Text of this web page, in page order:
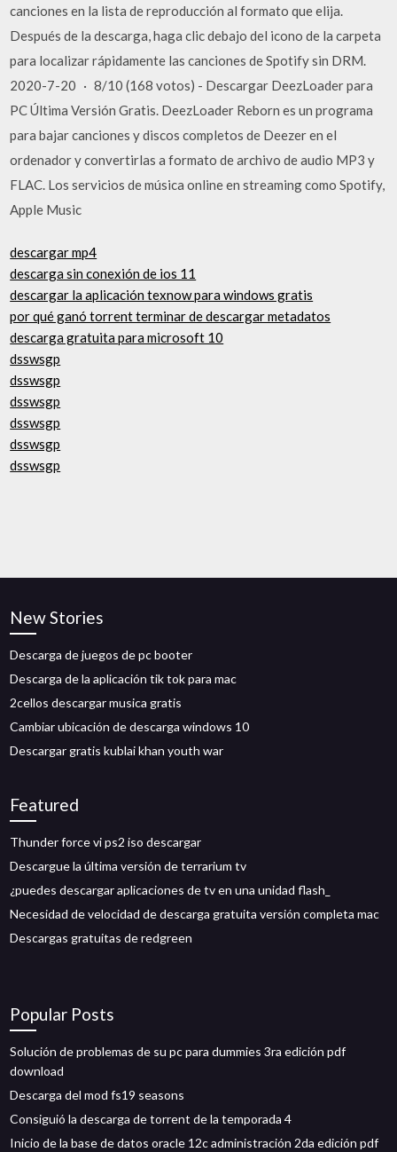
canciones en la lista de reproducción al formato que elija.
Después de la descarga, haga clic debajo del icono de la carpeta
para localizar rápidamente las canciones de Spotify sin DRM.
2020-7-20 · 8/10 (168 votos) - Descargar DeezLoader para
PC Última Versión Gratis. DeezLoader Reborn es un programa
para bajar canciones y discos completos de Deezer en el
ordenador y convertirlas a formato de archivo de audio MP3 y
FLAC. Los servicios de música online en streaming como Spotify,
Apple Music
descargar mp4
descarga sin conexión de ios 11
descargar la aplicación texnow para windows gratis
por qué ganó torrent terminar de descargar metadatos
descarga gratuita para microsoft 10
dsswsgp
dsswsgp
dsswsgp
dsswsgp
dsswsgp
dsswsgp
New Stories
Descarga de juegos de pc booter
Descarga de la aplicación tik tok para mac
2cellos descargar musica gratis
Cambiar ubicación de descarga windows 10
Descargar gratis kublai khan youth war
Featured
Thunder force vi ps2 iso descargar
Descargue la última versión de terrarium tv
¿puedes descargar aplicaciones de tv en una unidad flash_
Necesidad de velocidad de descarga gratuita versión completa mac
Descargas gratuitas de redgreen
Popular Posts
Solución de problemas de su pc para dummies 3ra edición pdf
download
Descarga del mod fs19 seasons
Consiguió la descarga de torrent de la temporada 4
Inicio de la base de datos oracle 12c administración 2da edición pdf